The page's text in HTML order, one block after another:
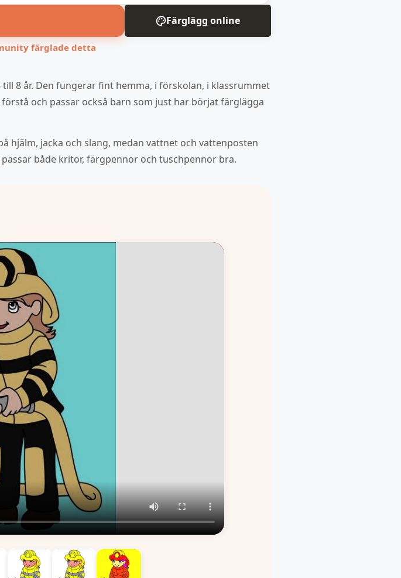
Färglägg online
färglade detta
8 år. Den fungerar fint hemma, i förskolan, i klassrummet
och passar också barn som just har börjat färglägga
hjälm, jacka och slang, medan vattnet och vattenposten
både kritor, färgpennor och tuschpennor bra.